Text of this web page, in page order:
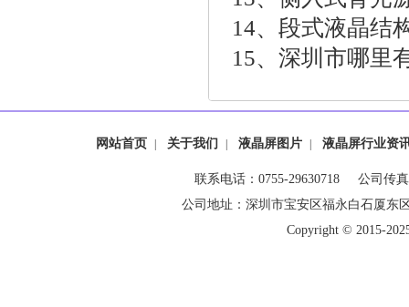
14、 段式液晶结
15、 深圳市哪里
网站首页 | 关于我们 | 液晶屏图片 | 液晶屏行业资
联系电话：0755-29630718 公司传
公司地址：深圳市宝安区福永白石厦
Copyright © 2015-